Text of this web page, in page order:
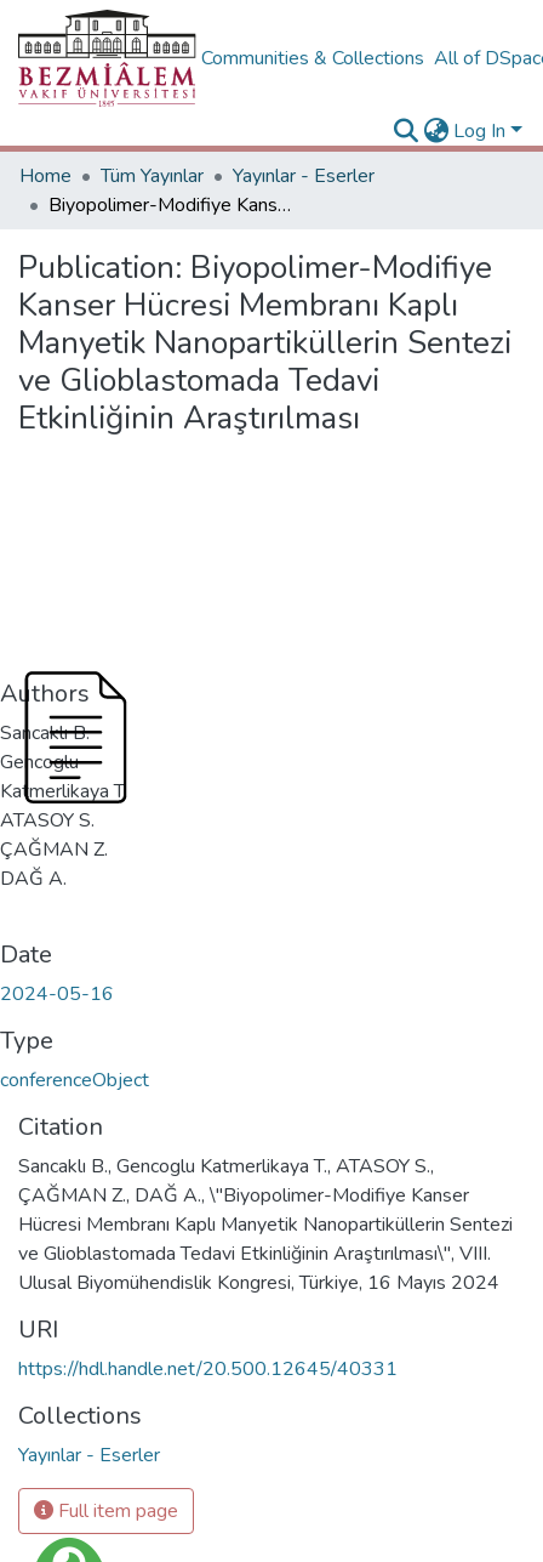
Communities & Collections All of
Log In
Home
Tüm Yayınlar
Yayınlar - Eserler
Biyopolimer-Modifiye Kanser Hücresi Membranı Kaplı Manyetik Nanopartiküllerin Sentezi ve Glioblastomada Tedavi Etkinliğinin Araştırılması
Publication: Biyopolimer-Modifiye
Kanser Hücresi Membranı Kaplı
Manyetik Nanopartiküllerin Sentezi
ve Glioblastomada Tedavi
Etkinliğinin Araştırılması
Authors
Sancaklı B.
Gencoglu
Katmerlikaya T.
ATASOY S.
ÇAĞMAN Z.
DAĞ A.
Date
2024-05-16
Type
conferenceObject
Citation
Sancaklı B., Gencoglu Katmerlikaya T., ATASOY S.,
ÇAĞMAN Z., DAĞ A., \"Biyopolimer-Modifiye Kanser
Hücresi Membranı Kaplı Manyetik Nanopartiküllerin Sentezi
ve Glioblastomada Tedavi Etkinliğinin Araştırılması\", VIII.
Ulusal Biyomühendislik Kongresi, Türkiye, 16 Mayıs 2024
URI
https://hdl.handle.net/20.500.12645/40331
Collections
Yayınlar - Eserler
Full item page